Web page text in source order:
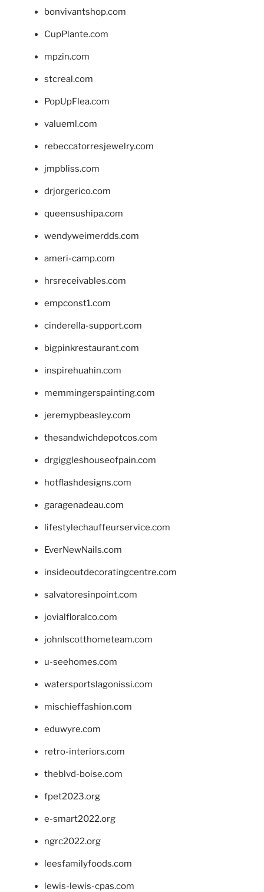
bonvivantshop.com
CupPlante.com
mpzin.com
stcreal.com
PopUpFlea.com
valueml.com
rebeccatorresjewelry.com
jmpbliss.com
drjorgerico.com
queensushipa.com
wendyweimerdds.com
ameri-camp.com
hrsreceivables.com
empconst1.com
cinderella-support.com
bigpinkrestaurant.com
inspirehuahin.com
memmingerspainting.com
jeremypbeasley.com
thesandwichdepotcos.com
drgiggleshouseofpain.com
hotflashdesigns.com
garagenadeau.com
lifestylechauffeurservice.com
EverNewNails.com
insideoutdecoratingcentre.com
salvatoresinpoint.com
jovialfloralco.com
johnlscotthometeam.com
u-seehomes.com
watersportslagonissi.com
mischieffashion.com
eduwyre.com
retro-interiors.com
theblvd-boise.com
fpet2023.org
e-smart2022.org
ngrc2022.org
leesfamilyfoods.com
lewis-lewis-cpas.com